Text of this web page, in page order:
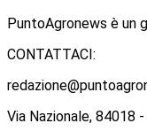
PuntoAgronews è un
CONTATTACI:
Via Nazionale, 84018